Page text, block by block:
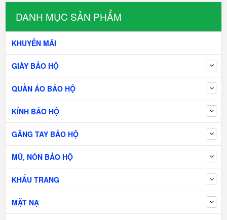
DANH MỤC SẢN PHẨM
KHUYẾN MÃI
GIÀY BẢO HỘ
QUẦN ÁO BẢO HỘ
KÍNH BẢO HỘ
GĂNG TAY BẢO HỘ
MŨ, NÓN BẢO HỘ
KHẨU TRANG
MẶT NẠ